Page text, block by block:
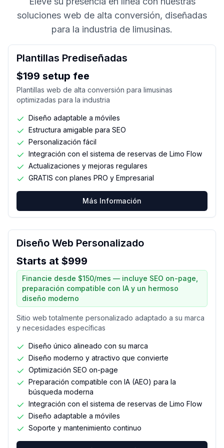
soluciones web de alta conversión, diseñadas
para la industria de limusinas.
Plantillas Prediseñadas
$199 setup fee
Plantillas web de alta conversión para limusinas
optimizadas para la industria
Diseño adaptable a móviles
Estructura amigable para SEO
Personalización fácil
Integración con el sistema de reservas de Limo Flow
Actualizaciones y mejoras regulares
GRATIS con planes PRO y Empresarial
Más Información
Diseño Web Personalizado
Starts at $999
Financie desde $150/mes — incluye SEO on-page,
preparación compatible con IA y un hermoso
diseño moderno
Sitio web totalmente personalizado adaptado a su marca
y necesidades específicas
Diseño único alineado con su marca
Diseño moderno y atractivo que convierte
Optimización SEO on-page
Preparación compatible con IA (AEO) para la
búsqueda moderna
Integración con el sistema de reservas de Limo Flow
Diseño adaptable a móviles
Soporte y mantenimiento continuo